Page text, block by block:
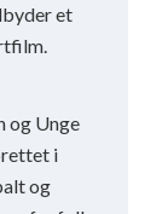
et
og Unge
i
og